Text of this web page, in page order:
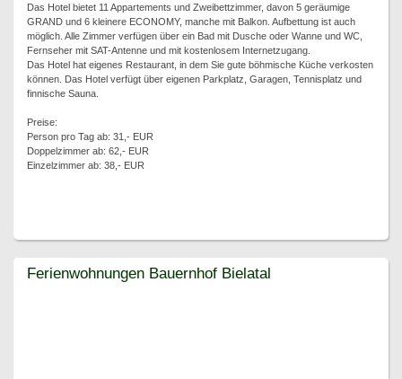
Das Hotel bietet 11 Appartements und Zweibettzimmer, davon 5 geräumige
GRAND und 6 kleinere ECONOMY, manche mit Balkon. Aufbettung ist auch
möglich. Alle Zimmer verfügen über ein Bad mit Dusche oder Wanne und WC,
Fernseher mit SAT-Antenne und mit kostenlosem Internetzugang.
Das Hotel hat eigenes Restaurant, in dem Sie gute böhmische Küche verkosten
können. Das Hotel verfügt über eigenen Parkplatz, Garagen, Tennisplatz und
finnische Sauna.
Preise:
Person pro Tag ab: 31,- EUR
Doppelzimmer ab: 62,- EUR
Einzelzimmer ab: 38,- EUR
Ferienwohnungen Bauernhof Bielatal
Ferienwohnungen Bauernhof Bielatal